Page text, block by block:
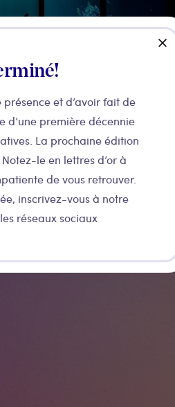
et d’avoir fait de
d’une première décennie
La prochaine édition
le en lettres d’or à
de vous retrouver.
inscrivez-vous à notre
réseaux sociaux
close